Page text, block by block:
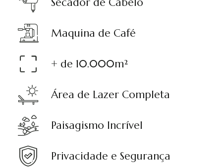
Maquina de Café
+ de 10.000m²
Área de Lazer Completa
Paisagismo Incrível
Privacidade e Segurança